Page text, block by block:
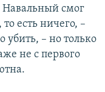
Навальный смог
есть ничего, –
убить, – но только
не с первого